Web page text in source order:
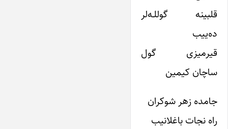
قلبینه گوللـه‌لر
ده‌ییب
قیرمیزی گول
ساچان کیمین
جامده زهر شوکران
راه نجات باغلانیب